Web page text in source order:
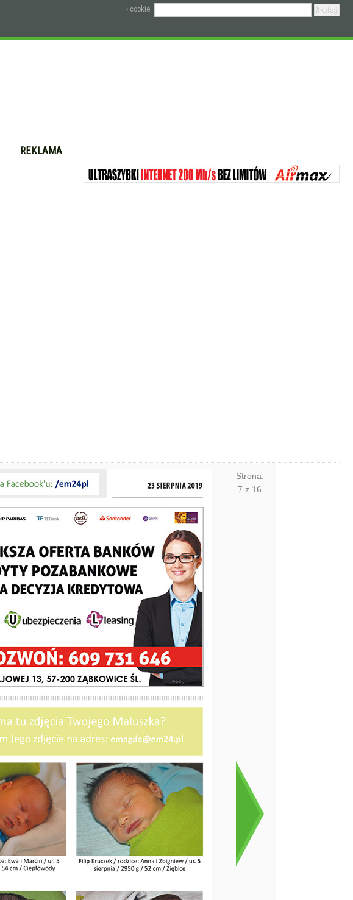
› cookie
REKLAMA
Strona:
7 z 16